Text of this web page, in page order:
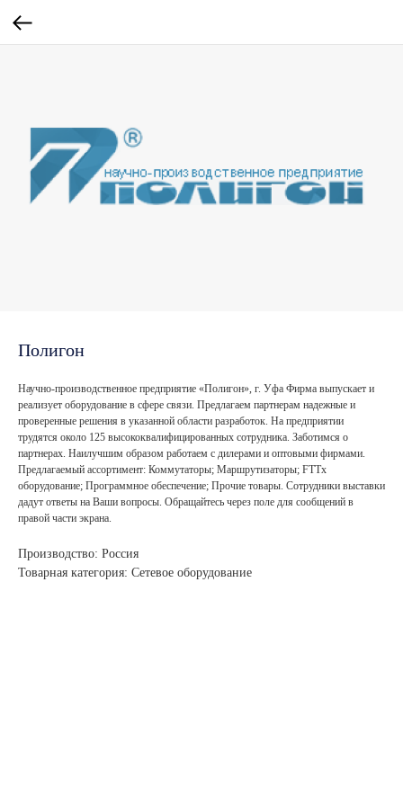
Полигон
Научно-производственное предприятие «Полигон», г. Уфа Фирма выпускает и
реализует оборудование в сфере связи. Предлагаем партнерам надежные и
проверенные решения в указанной области разработок. На предприятии
трудятся около 125 высококвалифицированных сотрудника. Заботимся о
партнерах. Наилучшим образом работаем с дилерами и оптовыми фирмами.
Предлагаемый ассортимент: Коммутаторы; Маршрутизаторы; FTTx
оборудование; Программное обеспечение; Прочие товары. Сотрудники выставки
дадут ответы на Ваши вопросы. Обращайтесь через поле для сообщений в
правой части экрана.
Производство: Россия
Товарная категория: Сетевое оборудование